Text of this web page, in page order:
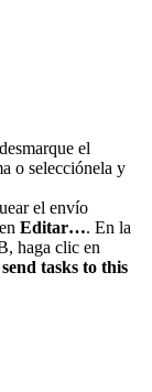
el
o selecciónela y
el envío
Editar…. En la
haga clic en
tasks to this